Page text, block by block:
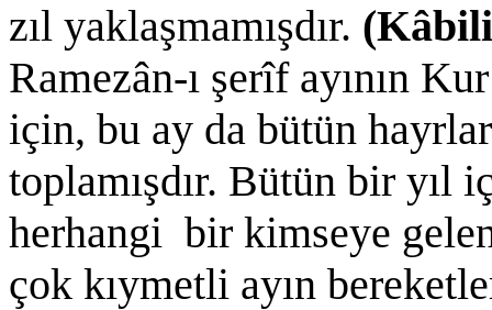
zıl yaklaşmamışdır.
Ramezân-ı şerîf ayının
için, bu ay da bütün
toplamışdır. Bütün bir yıl
herhangi bir kimseye
çok kıymetli ayın